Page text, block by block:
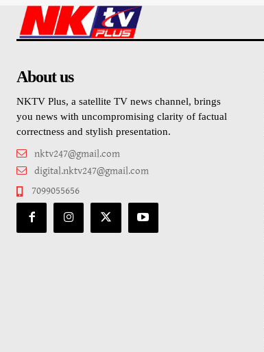
About us
NKTV Plus, a satellite TV news channel, brings
you news with uncompromising clarity of factual
correctness and stylish presentation.
nktv247@gmail.com
digital.nktv247@gmail.com
7099055656